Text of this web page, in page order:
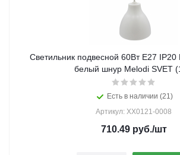
Светильник подвесной 60Вт Е27
белый шнур Melodi SVET
Есть в наличии (21)
Артикул: XX0121-0008
710.49руб./шт